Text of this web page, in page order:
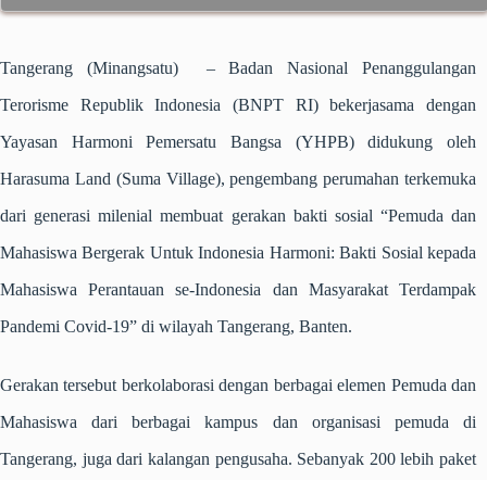
Tangerang (Minangsatu) –Badan Nasional Penanggulangan
Terorisme Republik Indonesia (BNPT RI) bekerjasama dengan
Yayasan Harmoni Pemersatu Bangsa (YHPB) didukung oleh
Harasuma Land (Suma Village), pengembang perumahan terkemuka
dari generasi milenial membuat gerakan bakti sosial “Pemuda dan
Mahasiswa Bergerak Untuk Indonesia Harmoni: Bakti Sosial kepada
Mahasiswa Perantauan se-Indonesia dan Masyarakat Terdampak
Pandemi Covid-19” di wilayah Tangerang, Banten.
Gerakan tersebut berkolaborasi dengan berbagai elemen Pemuda dan
Mahasiswa dari berbagai kampus dan organisasi pemuda di
Tangerang, juga dari kalangan pengusaha. Sebanyak 200 lebih paket